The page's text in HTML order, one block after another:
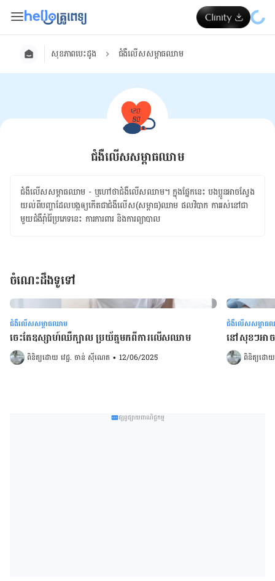
សុខភាពបេះដូង ជំងឺលើសសម្ពាធឈាម
ជំងឺលើសសម្ពាធឈាម
ជំងឺ​លើស​សម្ពាធ​ឈាម - ឬ​ហៅ​ថា​ជំងឺ​លើស​ឈាម។ ក្នុង​ផ្នែក​នេះ ​បងប្អូន​អាច​ស្វែង
យល់​ពី​បញ្ហា​ដែល​បង្ក​ឲ្យ​កើត​ជា​ជំងឺ​លើស​(សម្ពាធ)​ឈាម ផលវិបាក ​ការ​រស់​នៅ​ជា​
មួយ​ជំងឺ​រ៉ាំរ៉ៃ​ប្រភេទ​នេះ ការការពារ​ និង​ការ​ព្យាបាល
ចំណេះដឹងទូទៅ
ជំងឺលើសសម្ពាធឈាម
ចេះតែឧស្សាហ៍ឈឺក្បាល ប្រយ័ត្នមកពីការលើសឈាម
ពិនិត្យដោយ វេជ្ជ. ចាន់ ស៊ីណេត • 12/06/2025
ជំងឺលើសសម្ពាធ
នៅសុខៗអា
ពិនិត្យដោ
ផ្សព្វផ្សាយពាណិជ្ជកម្ម